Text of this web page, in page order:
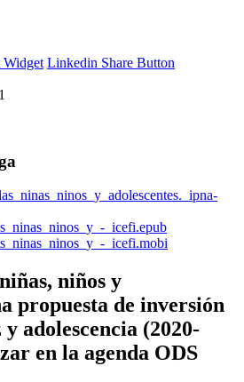
Widget Linkedin Share Button
_icefi.epub
_icefi.mobi
niños y
propuesta de inversión
adolescencia (2020-
en la agenda ODS